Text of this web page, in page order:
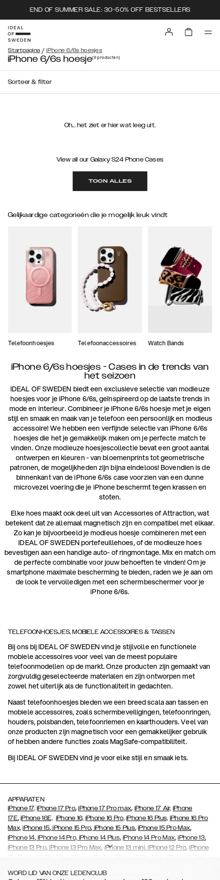
END OF SUMMER SALE: 30-50% OFF BESTSELLERS
Startpagina / iPhone 6/6s hoesjes
iPhone 6/6s hoesje(0producten)
Sorteer & filter
Oh... het ziet er hier wat leeg uit.
View all our Galaxy S24 Phone Cases
TOON ALLES
Gelijkaardige categorieën die je mogelijk leuk vindt
Telefoonhoesjes Telefoonaccessoires Watch Bands
iPhone 6/6s hoesjes - Cases in de trends van
het seizoen
IDEAL OF SWEDEN biedt een exclusieve selectie van modieuze
hoesjes voor je iPhone 6/6s, geïnspireerd op de laatste trends in
mode en interieur. Combineer je iPhone 6/6s hoesje met je eigen
stijl en smaak en maak van je telefoon een persoonlijk en modieus
accessoire! We hebben een verfijnde selectie van iPhone 6/6s
hoesjes die het je gemakkelijk maken om je perfecte match te
vinden. Onze modieuze hoesjescollectie bevat een groot aantal
ontwerpen en kleuren - van bloemenprints tot geometrische
patronen, de mogelijkheden zijn bijna eindeloos! Bovendien is de
binnenkant van de iPhone 6/6s case voorzien van een dunne
microvezel voering die je iPhone beschermt tegen krassen en
stoten.
Elke hoes maakt ook deel uit van Accessories of Attraction, wat
betekent dat ze allemaal magnetisch zijn en compatibel met elkaar.
Zo kan je bijvoorbeeld je modieus hoesje combineren met een
IDEAL OF SWEDEN portefeuillehoes, of de modieuze hoes
bevestigen aan een handige auto- of ringmontage. Mix en match om
de perfecte combinatie voor jouw behoeften te vinden! Om je
smartphone maximale bescherming te bieden, raden we je aan om
de look te vervolledigen met een schermbeschermer voor je
iPhone 6/6s.
TELEFOONHOESJES, MOBIELE ACCESSOIRES & TASSEN
Bij ons bij IDEAL OF SWEDEN vind je stijlvolle en functionele
mobiele accessoires voor veel van de meest populaire
telefoonmodellen op de markt. Onze producten zijn gemaakt van
zorgvuldig geselecteerde materialen en zijn ontworpen met
zowel het uiterlijk als de functionaliteit in gedachten.
Naast telefoonhoesjes bieden we een breed scala aan tassen en
mobiele accessoires, zoals schermbeveiligingen, telefoonringen,
houders, polsbanden, telefoonriemen en kaarthouders. Veel van
onze producten zijn magnetisch voor een gemakkelijker gebruik
of hebben andere functies zoals MagSafe-compatibiliteit.
Bij IDEAL OF SWEDEN vind je voor elke stijl en smaak iets.
APPARATEN
iPhone 17, iPhone 17 Pro,iPhone 17 Pro max, iPhone 17 Air, iPhone
17E,iPhone 16E, iPhone 16, iPhone 16 Pro, iPhone 16 Plus, iPhone 16 Pro
Max, iPhone 15, iPhone 15 Pro, iPhone 15 Plus,iPhone 15 Pro Max,
iPhone 14,iPhone 14 Pro, iPhone 14 Plus,iPhone 14 Pro Max,iPhone 13,
iPhone 13 Pro, iPhone 13 Pro Max, iPhone 13 mini,iPhone 12 Pro,iPhone
12
iPhone 12 Pro Max iPhone 12 Mini iPhone 11 Pro Max iPhone 11 Pro
(2020),iPhone 8,iPhone 8 Plus,iPhone 7
WORD LID VAN ONZE LEDENCLUB